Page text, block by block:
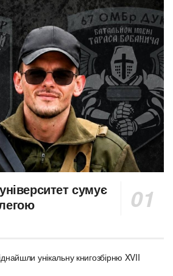
сумує
унікальну книгозбірню XVII